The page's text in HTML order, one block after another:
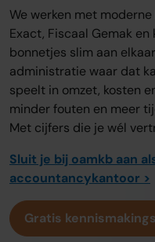
We werken met
Exact, Fiscaal Gemak
bonnetjes slim aan
administratie waar dat
speelt in omzet, kosten
minder fouten en meer
Met cijfers die je wél
Sluit je bij oamkb aan
accountancykantoor >
Gratis